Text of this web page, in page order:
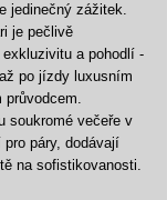
jedinečný zážitek.
je pečlivě
a pohodlí -
po jízdy luxusním
průvodcem.
soukromé večeře v
páry, dodávají
na sofistikovanosti.